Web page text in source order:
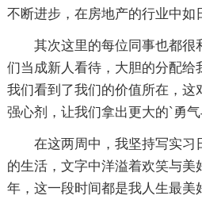
不断进步，在房地产的行业中如
其次这里的每位同事也都很
们当成新人看待，大胆的分配给
我们看到了我们的价值所在，这
强心剂，让我们拿出更大的`勇气
在这两周中，我坚持写实习
的生活，文字中洋溢着欢笑与美
年，这一段时间都是我人生最美